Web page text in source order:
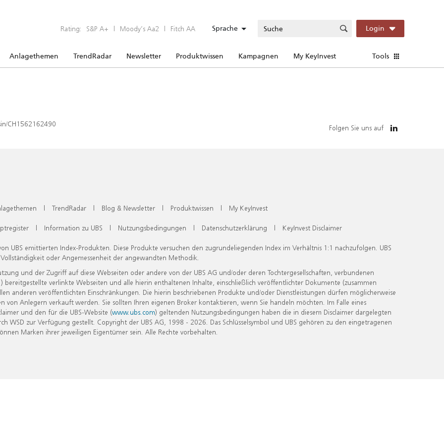
Rating: S&P A+ | Moody’s Aa2 | Fitch AA Sprache Login
Anlagethemen TrendRadar Newsletter Produktwissen Kampagnen My KeyInvest Tools
CH1562162490 Folgen Sie uns auf
| TrendRadar | Blog & Newsletter | Produktwissen | My KeyInvest
| Information zu UBS | Nutzungsbedingungen | Datenschutzerklärung | KeyInvest Disclaimer
UBS emittierten Index-Produkten. Diese Produkte versuchen den zugrundeliegenden Index im Verhältnis 1:1 nachzufolgen. UBS
oder Angemessenheit der angewandten Methodik.
und der Zugriff auf diese Webseiten oder andere von der UBS AG und/oder deren Tochtergesellschaften, verbundenen
verlinkte Webseiten und alle hierin enthaltenen Inhalte, einschließlich veröffentlichter Dokumente (zusammen
anderen veröffentlichten Einschränkungen. Die hierin beschriebenen Produkte und/oder Dienstleistungen dürfen möglicherweise
Anlegern verkauft werden. Sie sollten Ihren eigenen Broker kontaktieren, wenn Sie handeln möchten. Im Falle eines
und den für die UBS-Website (www.ubs.com) geltenden Nutzungsbedingungen haben die in diesem Disclaimer dargelegten
zur Verfügung gestellt. Copyright der UBS AG, 1998 - 2026. Das Schlüsselsymbol und UBS gehören zu den eingetragenen
Marken ihrer jeweiligen Eigentümer sein. Alle Rechte vorbehalten.